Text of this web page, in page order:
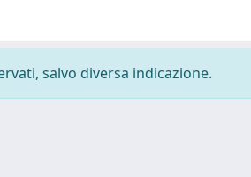
salvo diversa indicazione.